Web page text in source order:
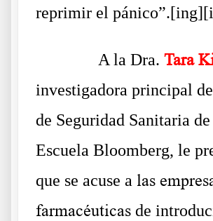
reprimir el
A la Dra. Tara
investigadora principal
de Seguridad Sanitaria
Escuela Bloomberg, le
que se acuse a las
farmacéuticas de